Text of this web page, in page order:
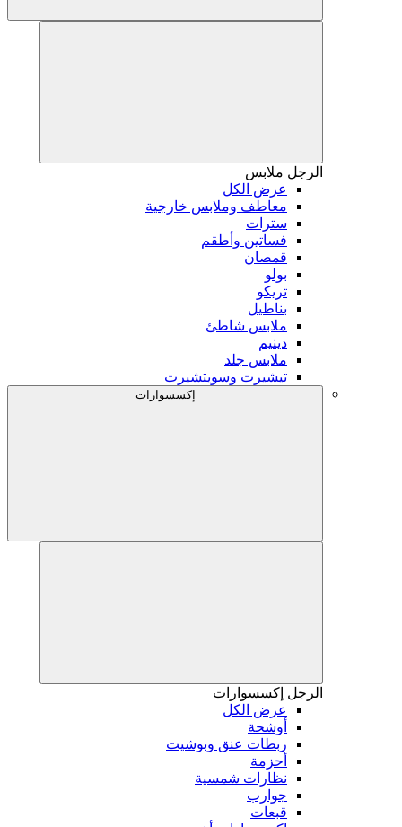
الرجل ملابس
عرض الكل
معاطف وملابس خارجية
سترات
فساتين وأطقم
قمصان
بولو
تريكو
بناطيل
ملابس شاطئ
دينيم
ملابس جلد
تيشيرت وسويتشيرت
إكسسوارات
الرجل إكسسوارات
عرض الكل
أوشحة
ربطات عنق وبوشيت
أحزمة
نظارات شمسية
جوارب
قبعات